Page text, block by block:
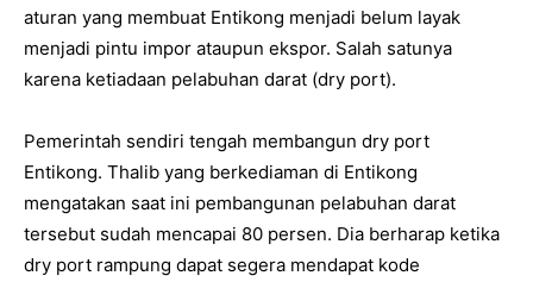
aturan yang membuat Entikong menjadi belum layak
menjadi pintu impor ataupun ekspor. Salah satunya
karena ketiadaan pelabuhan darat (dry port).
Pemerintah sendiri tengah membangun dry port
Entikong. Thalib yang berkediaman di Entikong
mengatakan saat ini pembangunan pelabuhan darat
tersebut sudah mencapai 80 persen. Dia berharap ketika
dry port rampung dapat segera mendapat kode